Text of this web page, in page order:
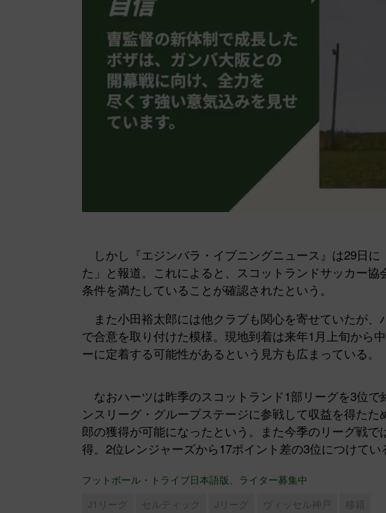
しかし『エジンバラ・イブニングニュース』は29日
た」と報道。これによると、スコットランドサッカー
条件を満たしていることが確認されたという。
また小田裕太郎には他クラブも関心を寄せていたが、
で合意を取り付けた模様。現地到着は来年1月上旬から
ーに定着する可能性があるという見方も広まっている。
なおハーツは昨季のスコットランド1部リーグを3位で
ンスリーグ・グループステージに参戦して収益を得た
郎の獲得が可能になったという。また今季のリーグ戦
得。2位レンジャーズから17ポイント差の3位につけてい
フットボール・トライブ日本語版、ライター募集中
J1リーグ セルティック Jリーグ ヴィッセル神戸 移籍